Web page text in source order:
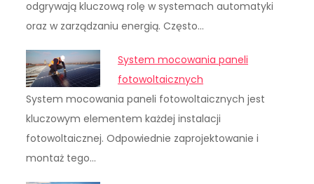
odgrywają kluczową rolę w systemach automatyki
oraz w zarządzaniu energią. Często…
System mocowania paneli
fotowoltaicznych
System mocowania paneli fotowoltaicznych jest
kluczowym elementem każdej instalacji
fotowoltaicznej. Odpowiednie zaprojektowanie i
montaż tego…